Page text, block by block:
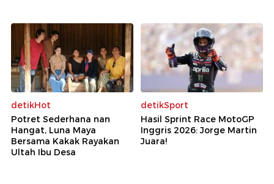
detikHot
Potret Sederhana nan
Hangat, Luna Maya
Bersama Kakak Rayakan
Ultah Ibu Desa
detikSport
Hasil Sprint Race MotoGP
Inggris 2026: Jorge Martin
Juara!